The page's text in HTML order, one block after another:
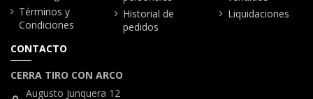
Términos y
Condiciones
Historial de
pedidos
Liquidaciones
CONTACTO
CERRA TIRO CON ARCO
Augusto Junquera 12